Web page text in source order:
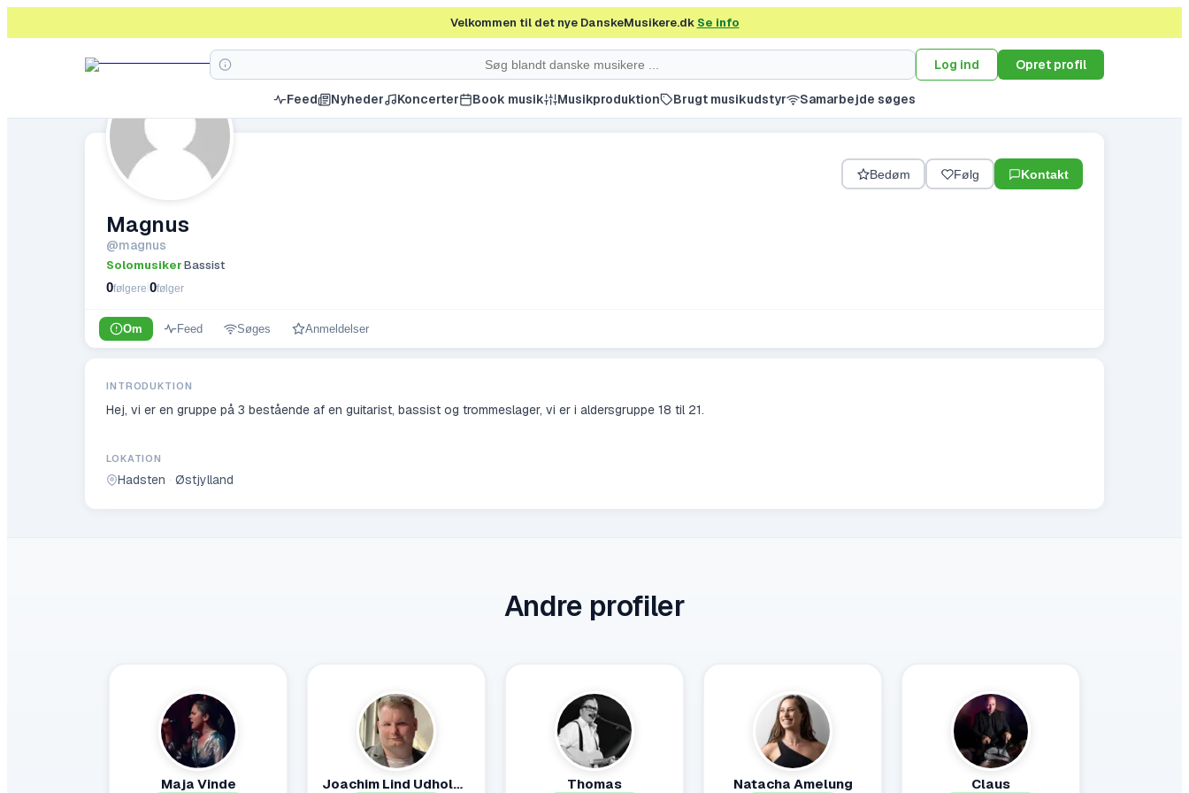
Velkommen til det nye DanskeMusikere.dk Se info
Log ind Opret profil
Feed Nyheder Koncerter Book musik Musikproduktion Brugt musikudstyr Samarbejde søges
Bedøm Følg Kontakt
Magnus
@magnus
Solomusiker·Bassist
0følgere 0følger
Om Feed Søges Anmeldelser
INTRODUKTION
Hej, vi er en gruppe på 3 bestående af en guitarist, bassist og trommeslager, vi er i aldersgruppe 18 til 21.
LOKATION
Hadsten · Østjylland
Andre profiler
Maja Vinde Joachim Lind Udholm Hadberg Thomas Natacha Amelung Claus